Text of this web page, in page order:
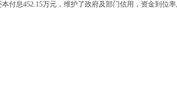
付息452.15万元，维护了政府及部门信用，资金到位